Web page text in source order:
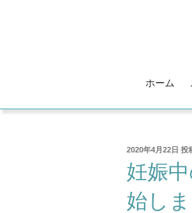
ス
ホーム
投
稿
日:
2020年4月22日 投
妊娠
始し